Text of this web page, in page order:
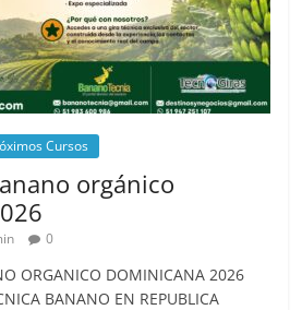
Cursos
orgánico
0
ORGANICO DOMINICANA 2026
BANANO EN REPUBLICA